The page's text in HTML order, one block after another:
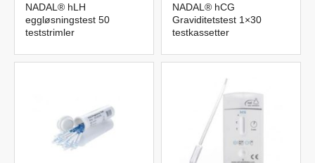
NADAL® hLH
eggløsningstest 50
teststrimler
NADAL® hCG
Graviditetstest 1×30
testkassetter